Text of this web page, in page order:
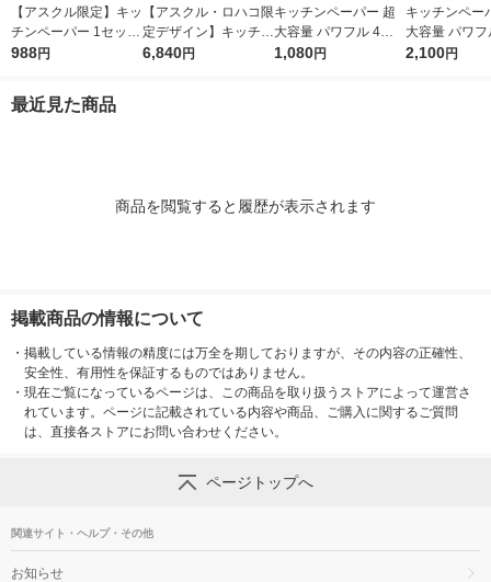
【アスクル限定】キッ
チンペーパー 1セット
（200組×4）スコッテ
タオル 日本製紙クレ
988円
【アスクル・ロハコ限
定デザイン】キッチン
ペーパー スコッティ
6,840円
キッチンペーパー 超
大容量 パワフル 4倍
巻 キッチンロール 1
1,080円
キッチンペー
大容量 パワ
巻 キッチンロ
2,100円
最近見た商品
商品を閲覧すると履歴が表示されます
掲載商品の情報について
・ 掲載している情報の精度には万全を期しておりますが、その内容の正確性、
安全性、有用性を保証するものではありません。
・ 現在ご覧になっているページは、この商品を取り扱うストアによって運営さ
れています。ページに記載されている内容や商品、ご購入に関するご質問
は、直接各ストアにお問い合わせください。
ページトップへ
関連サイト・ヘルプ・その他
お知らせ